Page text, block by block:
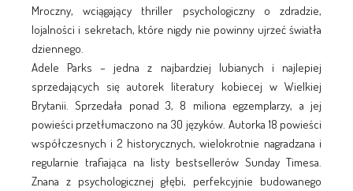
Mroczny, wciągający thriller psychologiczny o zdradzie,
lojalności i sekretach, które nigdy nie powinny ujrzeć światła
dziennego.
Adele Parks – jedna z najbardziej lubianych i najlepiej
sprzedających się autorek literatury kobiecej w Wielkiej
Brytanii. Sprzedała ponad 3, 8 miliona egzemplarzy, a jej
powieści przetłumaczono na 30 języków. Autorka 18 powieści
współczesnych i 2 historycznych, wielokrotnie nagradzana i
regularnie trafiająca na listy bestsellerów Sunday Timesa.
Znana z psychologicznej głębi, perfekcyjnie budowanego